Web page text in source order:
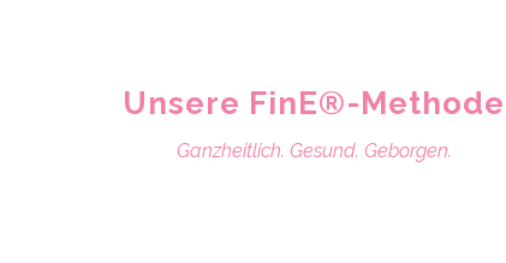
Unsere FinE®-Methode
Ganzheitlich. Gesund. Geborgen.